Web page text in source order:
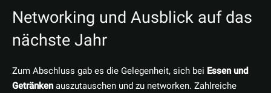
Networking und Ausblick auf das
nächste Jahr
Zum Abschluss gab es die Gelegenheit, sich bei Essen und
Getränkenauszutauschen und zu networken. Zahlreiche